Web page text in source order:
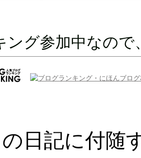
ング参加中なので
日記に付随